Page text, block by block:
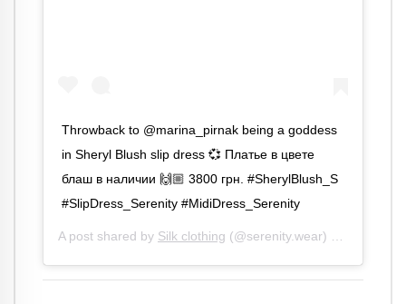
Throwback to @marina_pirnak being a goddess
in Sheryl Blush slip dress 💞 Платье в цвете
блаш в наличии 🙌🏼 3800 грн. #SherylBlush_S
#SlipDress_Serenity #MidiDress_Serenity
A post shared by Silk clothing (@serenity.wear) on